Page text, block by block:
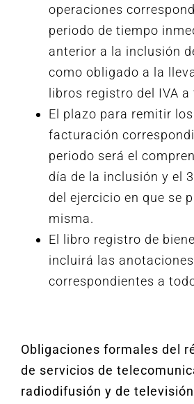
operaciones
periodo de tiempo
anterior a la inclusión
como obligado a la
libros registro del IVA
El plazo para remitir
facturación
periodo será el
día de la inclusión y el
del ejercicio en que se
misma.
El libro registro de
incluirá las anotaciones
correspondientes a
Obligaciones formales del
de servicios de
radiodifusión y de